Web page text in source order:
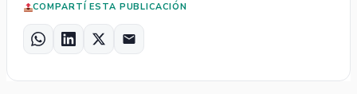
COMPARTÍ ESTA PUBLICACIÓN
W
a
L
n
X
E
a